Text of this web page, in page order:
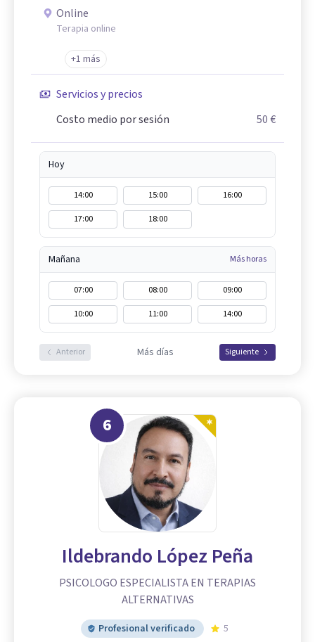
Online
Terapia online
+1 más
Servicios y precios
Costo medio por sesión
50 €
Hoy
14:00 15:00
16:00
17:00
18:00
Mañana Más horas
07:00 08:00
09:00
10:00
11:00 14:00
Anterior Más días Siguiente
6
Ildebrando López Peña
PSICOLOGO ESPECIALISTA EN TERAPIAS
ALTERNATIVAS
Profesional verificado
5